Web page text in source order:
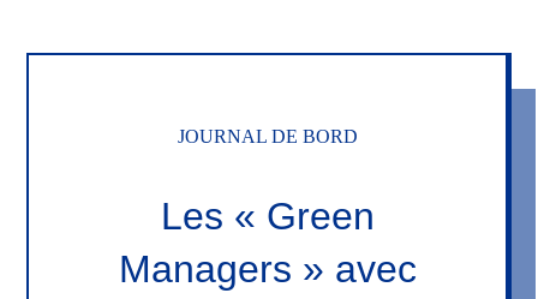
JOURNAL DE BORD
Les « Green
Managers » avec